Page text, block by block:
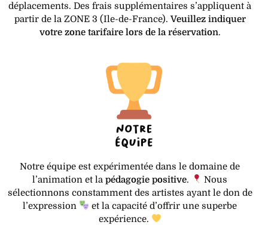
déplacements. Des frais supplémentaires s’appliquent à
partir de la ZONE 3 (Ile-de-France).Veuillez indiquer
votre zone tarifaire lors de la réservation.
Notre équipe est expérimentée dans le domaine de
l’animation et lapédagogie positive.
Nous
sélectionnons constamment des artistes ayant le don de
l’expression
et la capacité d’offrir une superbe
expérience.